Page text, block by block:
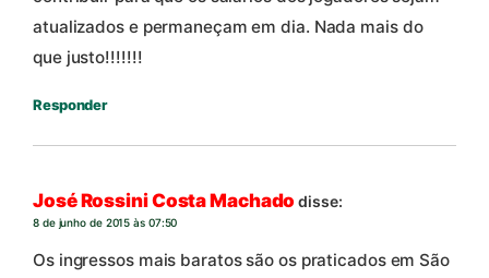
atualizados e permaneçam em dia. Nada mais do
que justo!!!!!!!
Responder
José Rossini Costa Machado disse:
8 de junho de 2015 às 07:50
Os ingressos mais baratos são os praticados em São